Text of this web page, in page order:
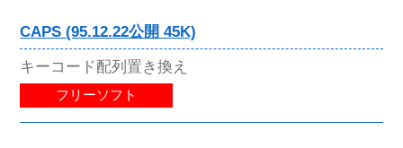
CAPS (95.12.22公開 45K)
キーコード配列置き換え
フリーソフト